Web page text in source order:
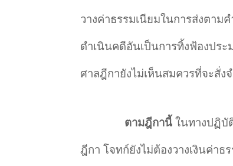
วางค่าธรรมเนียมในการส่งตา
ดำเนินคดีอันเป็นการทิ้งฟ้องปร
ศาลฎีกายังไม่เห็นสมควรที่จะสั่ง
ตามฎีกานี้ในทางปฏิบั
ฎีกา โจทก์ยังไม่ต้องวางเงินค่า